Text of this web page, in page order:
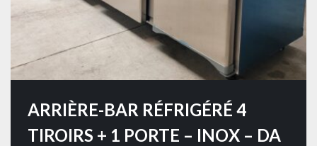
ARRIÈRE-BAR RÉFRIGÉRÉ 4
TIROIRS + 1 PORTE – INOX – DA